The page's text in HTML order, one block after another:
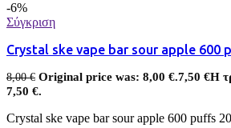
-6%
Σύγκριση
Crystal ske vape bar sour apple 600
8,00€ Original price was: 8,00 €.7,50 €Η
7,50 €.
Crystal ske vape bar sour apple 600 puffs